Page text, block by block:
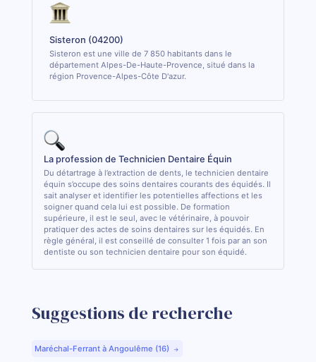
Sisteron (04200)
Sisteron est une ville de 7 850 habitants dans le
département Alpes-De-Haute-Provence, situé dans la
région Provence-Alpes-Côte D'azur.
La profession de Technicien Dentaire Équin
Du détartrage à l’extraction de dents, le technicien dentaire
équin s’occupe des soins dentaires courants des équidés. Il
sait analyser et identifier les potentielles affections et les
soigner quand cela lui est possible. De formation
supérieure, il est le seul, avec le vétérinaire, à pouvoir
pratiquer des actes de soins dentaires sur les équidés. En
règle général, il est conseillé de consulter 1 fois par an son
dentiste ou son technicien dentaire pour son équidé.
Suggestions de recherche
Maréchal-Ferrant à Angoulême (16)